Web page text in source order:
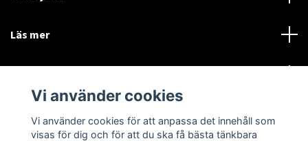
Läs mer
Language Currency
Vi använder cookies
Vi använder cookies för att anpassa det innehåll som
visas för dig och för att du ska få bästa tänkbara